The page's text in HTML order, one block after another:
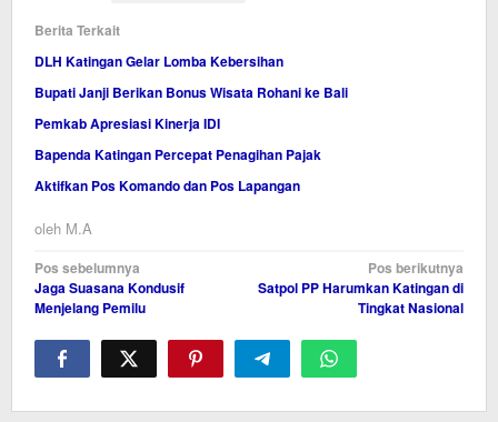
Berita Terkait
DLH Katingan Gelar Lomba Kebersihan
Bupati Janji Berikan Bonus Wisata Rohani ke Bali
Pemkab Apresiasi Kinerja IDI
Bapenda Katingan Percepat Penagihan Pajak
Aktifkan Pos Komando dan Pos Lapangan
oleh M.A
Navigasi
pos
Pos sebelumnya
Jaga Suasana Kondusif
Menjelang Pemilu
Pos berikutnya
Satpol PP Harumkan Katingan di
Tingkat Nasional